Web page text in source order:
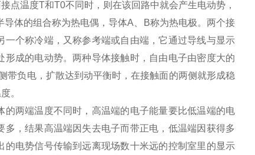
点温度T和T0不同时，则在该回路中就会产生电动势，
体的组合称为热电偶，导体A、B称为热电极。两个接
个称冷端，又称参考端或自由端，它通过导线与显示
成的电动势。两种导体接触时，自由电子由密度大的
带负电，扩散达到动平衡时，在接触面的两侧就形成稳
。
两端温度不同时，高温端的电子能量要比低温端的电
，结果高温端因失去电子而带正电，低温端因获得多
电势信号传输到远离现场数十米远的控制室里的显示